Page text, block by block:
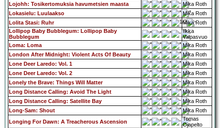
Lojohh: Tosikertomuksia havumetsien maasta
Mika Roth
Lokasielu: Luulaakso
Mika Roth
Lolita Stasi: Ruhr
Mika Roth
Lollipop Baby Bubblegum: Lollipop Baby
Bubblegum
Ilkka
Valpasvuo
Loma: Loma
Mika Roth
London After Midnight: Violent Acts Of Beauty
Mika Roth
Lone Deer Laredo: Vol. 1
Mika Roth
Lone Deer Laredo: Vol. 2
Mika Roth
Lonely the Brave: Things Will Matter
Mika Roth
Long Distance Calling: Avoid The Light
Mika Roth
Long Distance Calling: Satellite Bay
Mika Roth
Long-Sam: Shout
Mika Roth
Longing For Dawn: A Treacherous Ascension
Tomas
Ojapelto